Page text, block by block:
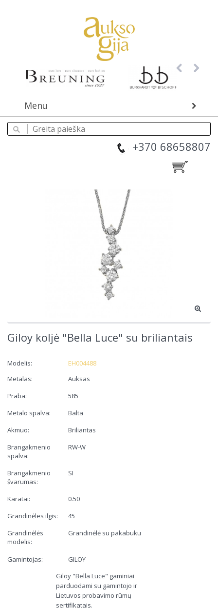
Menu
+370 68658807
Giloy koljė "Bella Luce" su briliantais
Modelis:
EH004488
Metalas:
Auksas
Praba:
585
Metalo spalva:
Balta
Akmuo:
Briliantas
Brangakmenio
spalva:
RW-W
Brangakmenio
švarumas:
SI
Karatai:
0.50
Grandinėles ilgis:
45
Grandinėlės
modelis:
Grandinėlė su pakabuku
Gamintojas:
GILOY
Giloy "Bella Luce" gaminiai
parduodami su gamintojo ir
Lietuvos probavimo rūmų
sertifikatais.